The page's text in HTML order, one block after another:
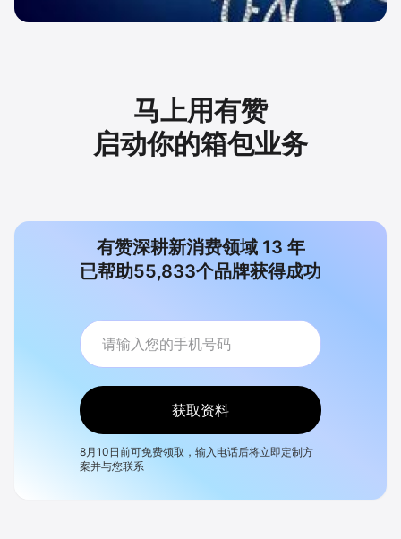
马上用有赞
启动你的箱包业务
有赞深耕新消费领域 13 年
已帮助55,833个品牌获得成功
获取资料
8月10日前可免费领取，输入电话后将立即定制方
案并与您联系